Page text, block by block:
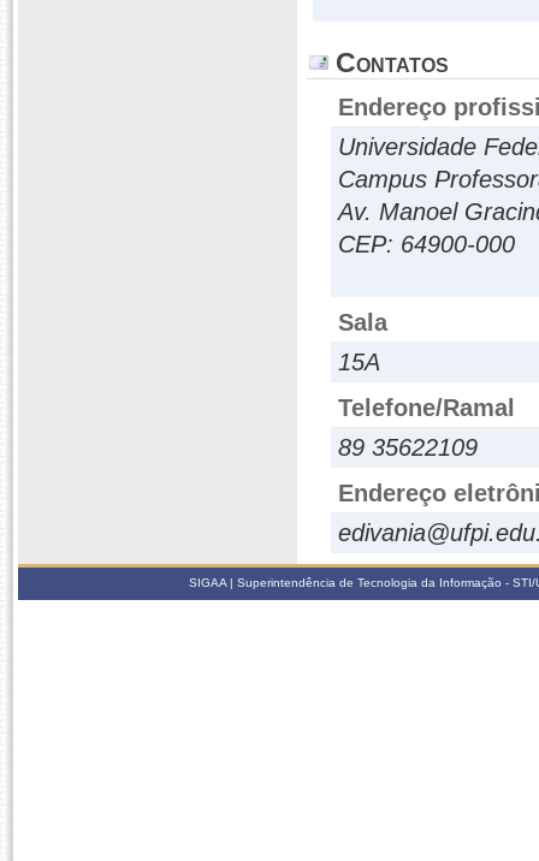
Contatos
Endereço
Universidade
Campus
Av. Manoel
CEP: 64900-000
Sala
15A
Telefone/Ramal
89 35622109
Endereço
SIGAA | Superintendência de Tecnologia da Informação -